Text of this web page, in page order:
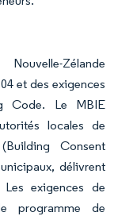
Zélande
et des exigences
Code. Le MBIE
locales de
Consent
délivrent
exigences de
programme de